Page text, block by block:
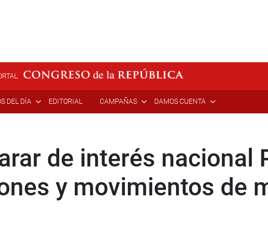
DEL DÍA EDITORIAL CAMPAÑAS DAMOS CUENTA
de interés nacional
y movimientos de